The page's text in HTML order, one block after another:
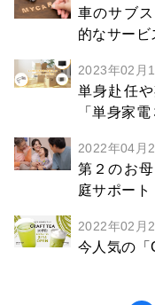
車のサブ
的なサービ
2023年02月
単身赴任
「単身家
2022年04月
第２のお
庭サポート
2022年02月
今人気の「